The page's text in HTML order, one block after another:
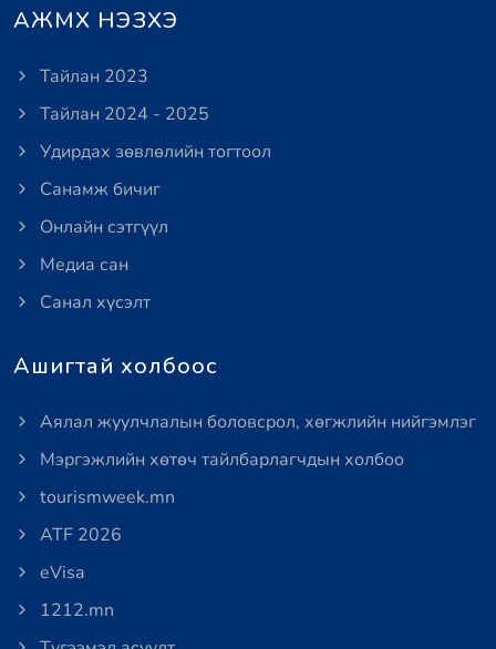
АЖМХ НЭЗХЭ
Тайлан 2023
Тайлан 2024 - 2025
Удирдах зөвлөлийн тогтоол
Санамж бичиг
Онлайн сэтгүүл
Медиа сан
Санал хүсэлт
Ашигтай холбоос
Аялал жуулчлалын боловсрол, хөгжлийн нийгэмлэг
Мэргэжлийн хөтөч тайлбарлагчдын холбоо
tourismweek.mn
ATF 2026
eVisa
1212.mn